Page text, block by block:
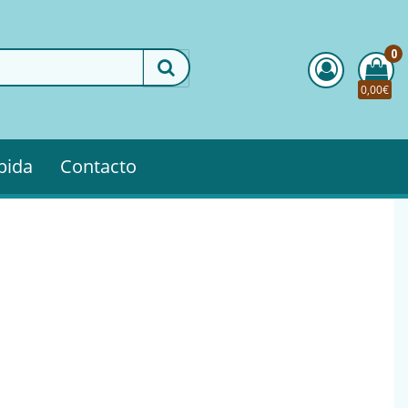
0
0,00€
Contacto